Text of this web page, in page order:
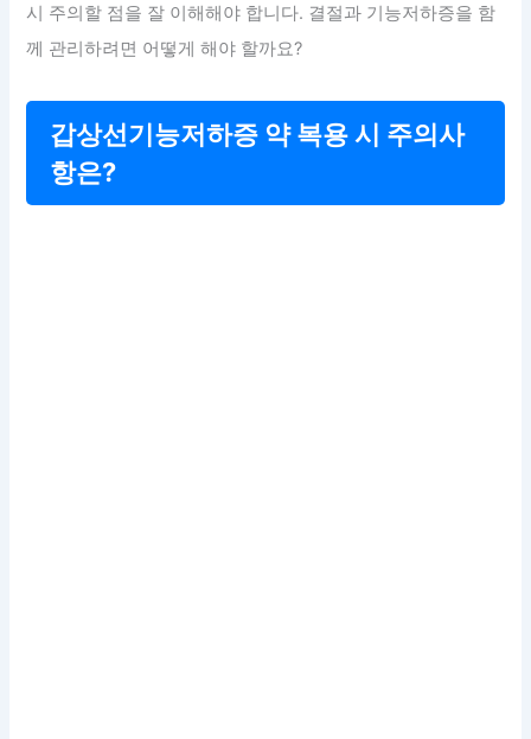
시 주의할 점을 잘 이해해야 합니다. 결절과 기능저하증을 함
께 관리하려면 어떻게 해야 할까요?
갑상선기능저하증 약 복용 시 주의사
항은?